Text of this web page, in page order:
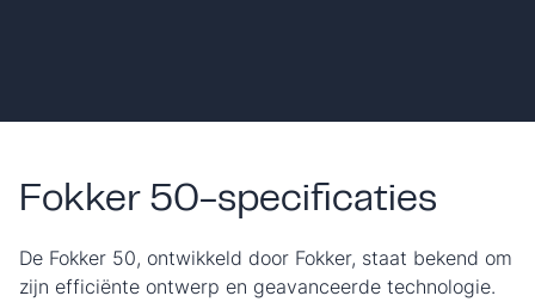
Fokker 50-specificaties
De Fokker 50, ontwikkeld door Fokker, staat bekend om
zijn efficiënte ontwerp en geavanceerde technologie.